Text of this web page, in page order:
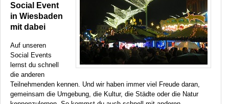
Social Event
in Wiesbaden
mit dabei
Auf unseren
Social Events
lernst du schnell
die anderen
Teilnehmenden kennen. Und wir haben immer viel Freude daran,
gemeinsam die Umgebung, die Kultur, die Städte oder die Natur